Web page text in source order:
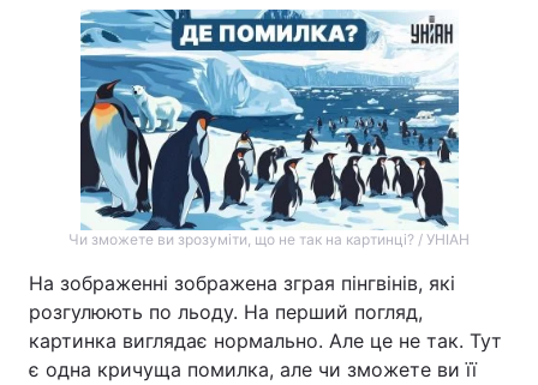
Чи зможете ви зрозуміти, що не так на картинці? / УНІАН
На зображенні зображена зграя пінгвінів, які
розгулюють по льоду. На перший погляд,
картинка виглядає нормально. Але це не так. Тут
є одна кричуща помилка, але чи зможете ви її